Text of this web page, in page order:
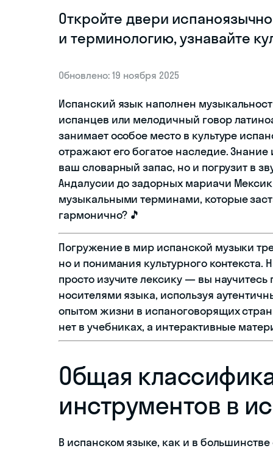
Откройте двери
и терминологию, узнавайте
Обновлено: 19 ноября 2025
Испанский язык наполнен
испанцев или мелодичный говор
занимает особое место в культуре
отражают его богатое наследие.
ваш словарный запас, но и погрузит в
Андалусии до задорных мариачи
музыкальными терминами, которые
гармонично? 🎵
Погружение в мир испанской музыки
но и понимания культурного контекста.
просто изучите лексику — вы
носителями языка, используя
опытом жизни в испаноговорящих
нет в учебниках, а интерактивные
Общая
инструментов в
В испанском языке, как и в